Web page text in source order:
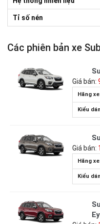
Tỉ số nén
Các phiên bản xe
Giá bán:
Hãng
Kiểu
Giá bán:
Hãng
Kiểu